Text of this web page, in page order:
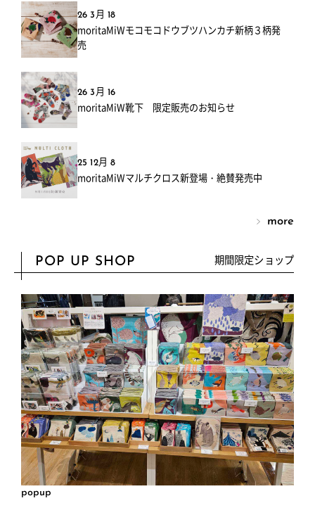
26 3月 18
moritaMiWモコモコドウブツハンカチ新柄３柄発
売
26 3月 16
moritaMiW靴下 限定販売のお知らせ
25 12月 8
moritaMiWマルチクロス新登場・絶賛発売中
more
POP UP SHOP 期間限定ショップ
popup